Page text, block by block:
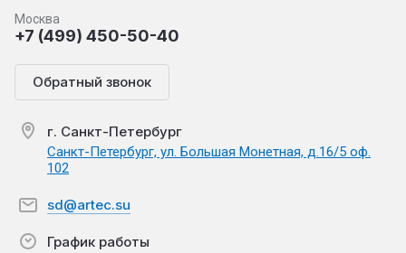
Москва
+7 (499) 450-50-40
Обратный звонок
г. Санкт-Петербург
Санкт-Петербург, ул. Большая Монетная, д.16/5 оф.
102
sd@artec.su
График работы